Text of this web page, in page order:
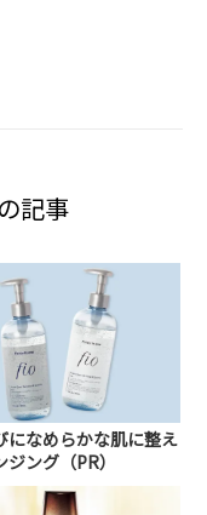
記事
になめらかな肌に整え
ング（PR）